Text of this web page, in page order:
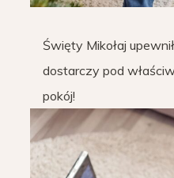
Święty Mikołaj
dostarczy pod
pokój!